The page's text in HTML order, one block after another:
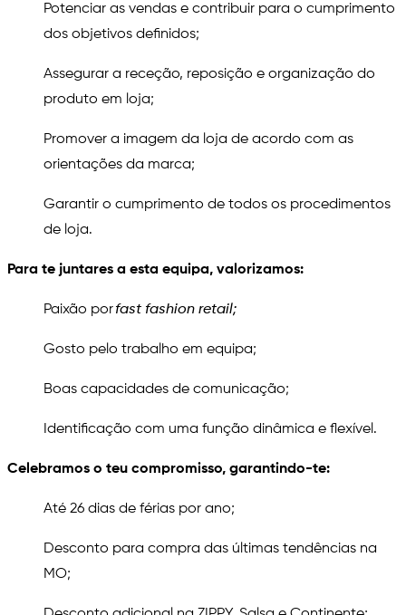
Potenciar as vendas e contribuir para o cumprimento
dos objetivos definidos;
Assegurar a receção, reposição e organização do
produto em loja;
Promover a imagem da loja de acordo com as
orientações da marca;
Garantir o cumprimento de todos os procedimentos
de loja.
Para te juntares a esta equipa, valorizamos:
Paixão porfast fashion retail;
Gosto pelo trabalho em equipa;
Boas capacidades de comunicação;
Identificação com uma função dinâmica e flexível.
Celebramos o teu compromisso, garantindo-te:
Até 26 dias de férias por ano;
Desconto para compra das últimas tendências na
MO;